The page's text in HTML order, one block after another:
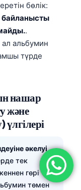
бөлік:
.
альбумин
түрде
нашар
және
үлгілері
әкелуі
тек
гөрі
төмен